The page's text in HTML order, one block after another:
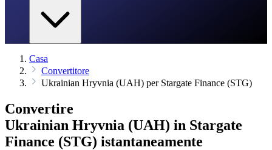
Casa
Convertitore
Ukrainian Hryvnia (UAH) per Stargate Finance (STG)
Convertire
Ukrainian Hryvnia (UAH) in Stargate
Finance (STG) istantaneamente